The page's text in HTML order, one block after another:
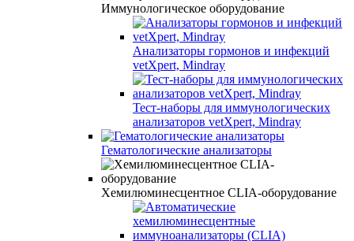
Иммунологическое оборудование
Анализаторы гормонов и инфекций
vetXpert, Mindray
Тест-наборы для иммунологических
анализаторов vetXpert, Mindray
Гематологические анализаторы
Хемилюминесцентное CLIA-оборудование